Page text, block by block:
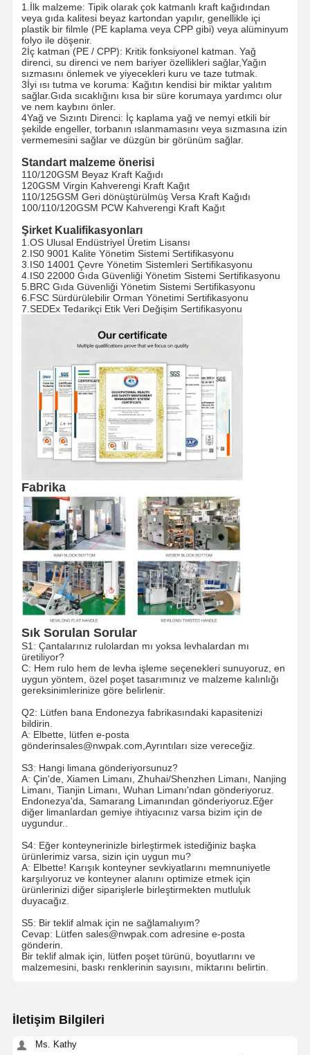
Evde Ürün VR Gösterisi Hakkımızda
Fabrika Turu Kalite Kontrol Bize Ulaşın
Davalar
Bir İndirim
İste
Geri Dönüşümlü Kağıt Torba
Dönmüş El Kağıt Torbaları
Kağıt Gıda Teslimat Çantaları
sos kağıt torbalar
J Kesilmiş kağıt torba
E-ticaret çantaları
Kağıt torba düz tutma
El yapımı kağıt torbalar
Gıda servisi tek kullanımlık ürünler
Kırpın Kâğıt Torbaları
Termal Kağıt Rulosu
Dokuma olmayan çantalar
1.İlk malzeme: Tipik olarak çok katmanlı kraft kağıdından
veya gıda kalitesi beyaz kartondan yapılır, genellikle içi
plastik bir filmle (PE kaplama veya CPP gibi) veya alüminyum
folyo ile döşenir.
2İç katman (PE / CPP): Kritik fonksiyonel katman. Yağ
direnci, su direnci ve nem bariyer özellikleri sağlar,Yağın
sızmasını önlemek ve yiyecekleri kuru ve taze tutmak.
3İyi ısı tutma ve koruma: Kağıtın kendisi bir miktar yalıtım
sağlar.Gıda sıcaklığını kısa bir süre korumaya yardımcı olur
ve nem kaybını önler.
4Yağ ve Sızıntı Direnci: İç kaplama yağ ve nemyi etkili bir
şekilde engeller, torbanın ıslanmamasını veya sızmasına izin
vermemesini sağlar ve düzgün bir görünüm sağlar.
Standart malzeme önerisi
110/120GSM Beyaz Kraft Kağıdı
120GSM Virgin Kahverengi Kraft Kağıt
110/125GSM Geri dönüştürülmüş Versa Kraft Kağıdı
100/110/120GSM PCW Kahverengi Kraft Kağıt
Şirket Kualifikasyonları
1.OS Ulusal Endüstriyel Üretim Lisansı
2.IS0 9001 Kalite Yönetim Sistemi Sertifikasyonu
3.IS0 14001 Çevre Yönetim Sistemleri Sertifikasyonu
4.IS0 22000 Gıda Güvenliği Yönetim Sistemi Sertifikasyonu
5.BRC Gıda Güvenliği Yönetim Sistemi Sertifikasyonu
6.FSC Sürdürülebilir Orman Yönetimi Sertifikasyonu
7.SEDEx Tedarikçi Etik Veri Değişim Sertifikasyonu
Fabrika
Sık Sorulan Sorular
S1: Çantalarınız rulolardan mı yoksa levhalardan mı
üretiliyor?
C: Hem rulo hem de levha işleme seçenekleri sunuyoruz, en
uygun yöntem, özel poşet tasarımınız ve malzeme kalınlığı
gereksinimlerinize göre belirlenir.
Q2: Lütfen bana Endonezya fabrikasındaki kapasitenizi
bildirin.
A: Elbette, lütfen e-posta
gönderinsales@nwpak.com, Ayrıntıları size vereceğiz.
S3: Hangi limana gönderiyorsunuz?
A: Çin'de, Xiamen Limanı, Zhuhai/Shenzhen Limanı, Nanjing
Limanı, Tianjin Limanı, Wuhan Limanı'ndan gönderiyoruz.
Endonezya'da, Samarang Limanından gönderiyoruz.Eğer
diğer limanlardan gemiye ihtiyacınız varsa bizim için de
uygundur..
S4: Eğer konteynerinizle birleştirmek istediğiniz başka
ürünlerimiz varsa, sizin için uygun mu?
A: Elbette! Karışık konteyner sevkiyatlarını memnuniyetle
karşılıyoruz ve konteyner alanını optimize etmek için
ürünlerinizi diğer siparişlerle birleştirmekten mutluluk
duyacağız.
S5: Bir teklif almak için ne sağlamalıyım?
Cevap: Lütfen sales@nwpak.com adresine e-posta
gönderin.
Bir teklif almak için, lütfen poşet türünü, boyutlarını ve
malzemesini, baskı renklerinin sayısını, miktarını belirtin.
İletişim Bilgileri
Ms. Kathy